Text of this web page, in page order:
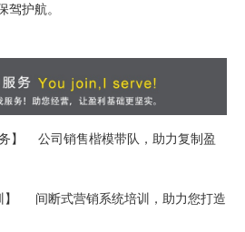
驾护航。
】 公司销售楷模带队，助力复制盈
】 间断式营销系统培训，助力您打造